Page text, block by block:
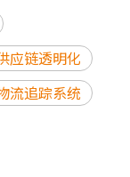
应链透明化
流追踪系统